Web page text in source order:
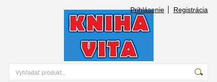
Prihlásenie Registrácia